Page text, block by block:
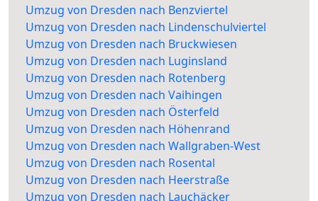
Umzug von Dresden nach Benzviertel
Umzug von Dresden nach Lindenschulviertel
Umzug von Dresden nach Bruckwiesen
Umzug von Dresden nach Luginsland
Umzug von Dresden nach Rotenberg
Umzug von Dresden nach Vaihingen
Umzug von Dresden nach Österfeld
Umzug von Dresden nach Höhenrand
Umzug von Dresden nach Wallgraben-West
Umzug von Dresden nach Rosental
Umzug von Dresden nach Heerstraße
Umzug von Dresden nach Lauchäcker